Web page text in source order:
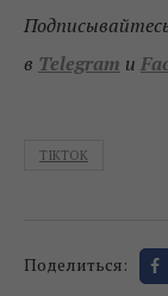
в Telegram и
TIKTOK
Поделиться: